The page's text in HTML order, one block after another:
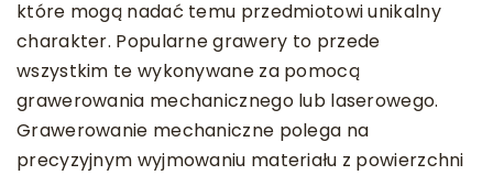
które mogą nadać temu przedmiotowi unikalny
charakter. Popularne grawery to przede
wszystkim te wykonywane za pomocą
grawerowania mechanicznego lub laserowego.
Grawerowanie mechaniczne polega na
precyzyjnym wyjmowaniu materiału z powierzchni